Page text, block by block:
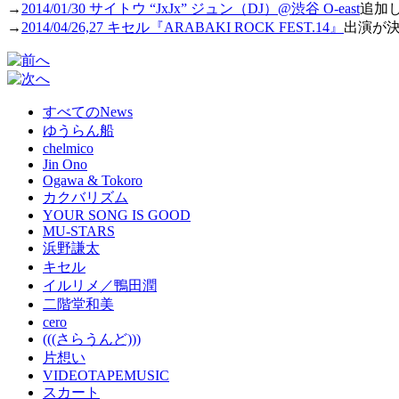
→ 2014/01/30 サイトウ “JxJx” ジュン（DJ）@渋谷 O-east追加
→ 2014/04/26,27 キセル『ARABAKI ROCK FEST.14』 出演が
すべてのNews
ゆうらん船
chelmico
Jin Ono
Ogawa & Tokoro
カクバリズム
YOUR SONG IS GOOD
MU-STARS
浜野謙太
キセル
イルリメ／鴨田潤
二階堂和美
cero
(((さらうんど)))
片想い
VIDEOTAPEMUSIC
スカート